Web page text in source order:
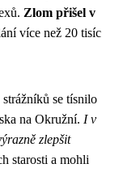
Zlom přišel v
více než 20 tisíc
se tísnilo
na Okružní. I v
zlepšit
starosti a mohli